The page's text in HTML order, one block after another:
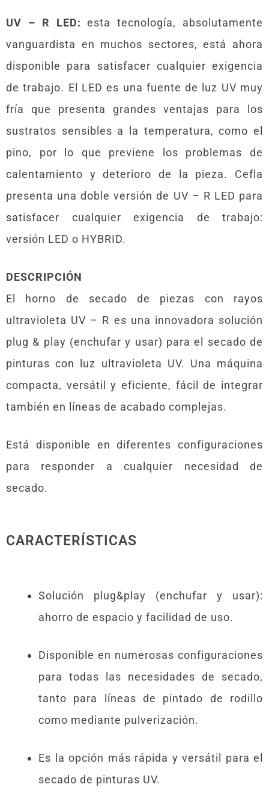
UV – R LED: esta tecnología, absolutamente
vanguardista en muchos sectores, está ahora
disponible para satisfacer cualquier exigencia
de trabajo. El LED es una fuente de luz UV muy
fría que presenta grandes ventajas para los
sustratos sensibles a la temperatura, como el
pino, por lo que previene los problemas de
calentamiento y deterioro de la pieza. Cefla
presenta una doble versión de UV – R LED para
satisfacer cualquier exigencia de trabajo:
versión LED o HYBRID.
DESCRIPCIÓN
El horno de secado de piezas con rayos
ultravioleta UV – R es una innovadora solución
plug & play (enchufar y usar) para el secado de
pinturas con luz ultravioleta UV. Una máquina
compacta, versátil y eficiente, fácil de integrar
también en líneas de acabado complejas.
Está disponible en diferentes configuraciones
para responder a cualquier necesidad de
secado.
CARACTERÍSTICAS
Solución plug&play (enchufar y usar):
ahorro de espacio y facilidad de uso.
Disponible en numerosas configuraciones
para todas las necesidades de secado,
tanto para líneas de pintado de rodillo
como mediante pulverización.
Es la opción más rápida y versátil para el
secado de pinturas UV.